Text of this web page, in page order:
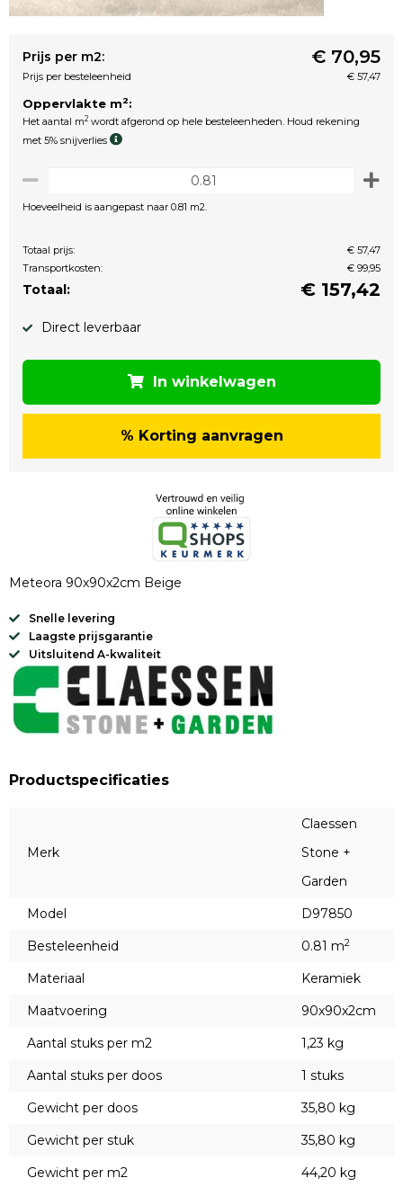
Prijs per m2: € 70,95
Prijs per besteleenheid € 57,47
Oppervlakte m2:
Het aantal m2 wordt afgerond op hele besteleenheden. Houd rekening
met 5% snijverlies
Hoeveelheid is aangepast naar 0.81 m2.
Totaal prijs:
€ 57,47
Transportkosten:
€ 99,95
Totaal: € 157,42
Direct leverbaar
In winkelwagen
% Korting aanvragen
Meteora 90x90x2cm Beige
Snelle levering
Laagste prijsgarantie
Uitsluitend A-kwaliteit
Productspecificaties
Merk
Claessen
Stone +
Garden
Model
D97850
Besteleenheid
0.81 m2
Materiaal
Keramiek
Maatvoering
90x90x2cm
Aantal stuks per m2
1,23 kg
Aantal stuks per doos
1 stuks
Gewicht per doos
35,80 kg
Gewicht per stuk
35,80 kg
Gewicht per m2
44,20 kg